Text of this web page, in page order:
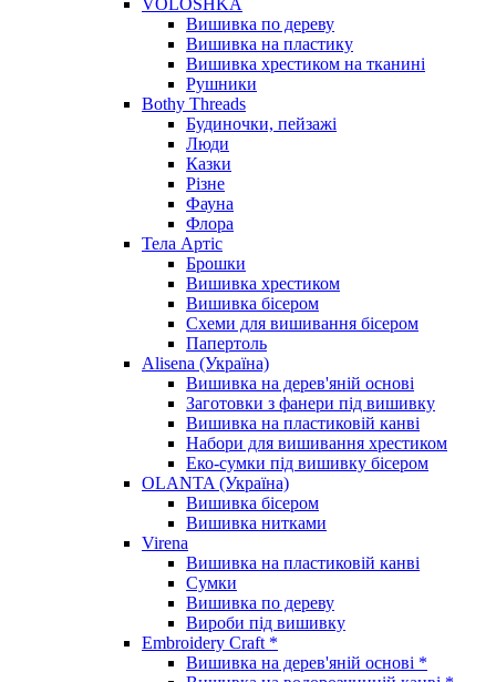
Вишивка по дереву
Вишивка на пластику
Вишивка хрестиком на тканині
Рушники
Bothy Threads
Будиночки, пейзажі
Люди
Казки
Різне
Фауна
Флора
Тела Артіс
Брошки
Вишивка хрестиком
Вишивка бісером
Схеми для вишивання бісером
Папертоль
Alisena (Україна)
Вишивка на дерев'яній основі
Заготовки з фанери під вишивку
Вишивка на пластиковій канві
Набори для вишивання хрестиком
Еко-сумки під вишивку бісером
OLANTA (Україна)
Вишивка бісером
Вишивка нитками
Virena
Вишивка на пластиковій канві
Сумки
Вишивка по дереву
Вироби під вишивку
Embroidery Craft *
Вишивка на дерев'яній основі *